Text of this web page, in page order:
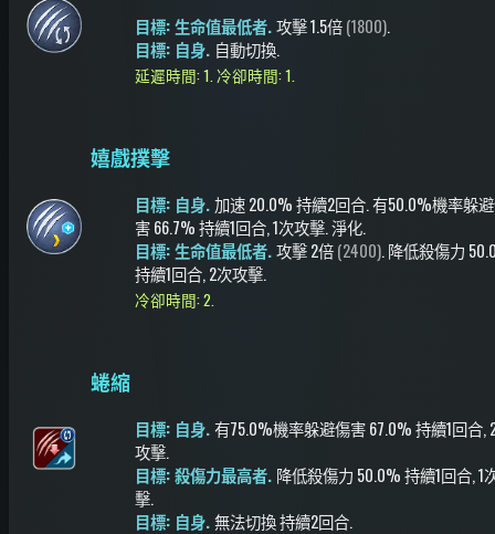
目標: 生命值最低者.攻擊1.5倍(1800).
目標: 自身. 自動切換.
延遲時間: 1.冷卻時間: 1.
嬉戲撲擊
目標: 自身.加速20.0%持續2回合.有50.0%機率躲
害66.7%持續1回合, 1次攻擊.淨化.
目標: 生命值最低者.攻擊2倍(2400).降低殺傷力
持續1回合, 2次攻擊.
冷卻時間: 2.
蜷縮
目標: 自身.有75.0%機率躲避傷害67.0%持續1回合,
攻擊.
目標: 殺傷力最高者. 降低殺傷力 50.0%持續1回合, 1
擊.
目標: 自身.無法切換持續2回合.